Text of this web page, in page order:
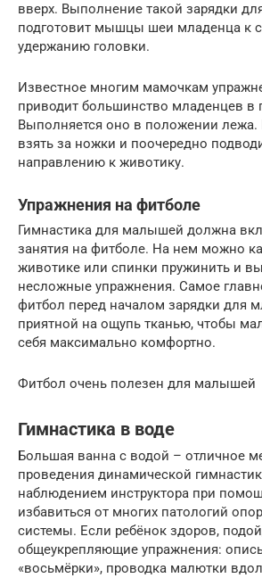
вверх. Выполнение такой зарядки
подготовит мышцы шеи младенца к
удержанию головки.
Известное многим мамочкам
приводит большинство младенцев в
Выполняется оно в положении лежа.
взять за ножки и поочередно
направлению к животику.
Упражнения на фитболе
Гимнастика для малышей должна
занятия на фитболе. На нем можно
животике или спинки пружинить и
несложные упражнения. Самое
фитбол перед началом зарядки для
приятной на ощупь тканью, чтобы
себя максимально комфортно.
Фитбол очень полезен для малышей
Гимнастика в воде
Большая ванна с водой – отличное
проведения динамической
наблюдением инструктора при
избавиться от многих патологий
системы. Если ребёнок здоров,
общеукрепляющие упражнения:
«восьмёрки», проводка малютки